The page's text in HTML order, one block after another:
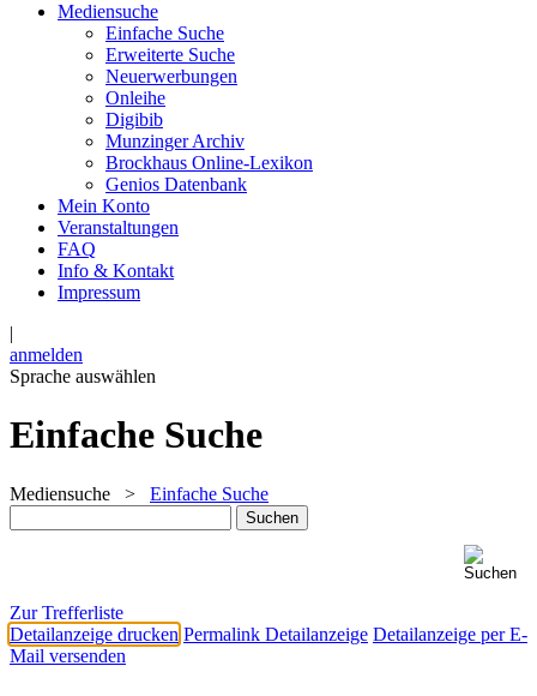
Mediensuche
Einfache Suche
Erweiterte Suche
Neuerwerbungen
Onleihe
Digibib
Munzinger Archiv
Brockhaus Online-Lexikon
Genios Datenbank
Mein Konto
Veranstaltungen
FAQ
Info & Kontakt
Impressum
|
anmelden
Sprache auswählen
Einfache Suche
Mediensuche > Einfache Suche
Zur Trefferliste
Detailanzeige drucken Permalink Detailanzeige Detailanzeige per E-
Mail versenden